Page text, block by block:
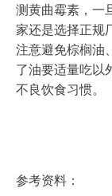
测黄曲霉素，一
家还是选择正规
注意避免棕榈油
了油要适量吃以
不良饮食习惯。
参考资料：